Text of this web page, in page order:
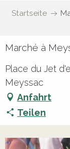
Startseite
Marché à
Place du Jet
Meyssac
Anfahrt
Teilen